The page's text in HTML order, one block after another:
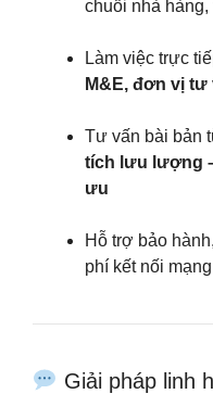
chuỗi nhà
Làm việc trực
M&E, đơn vị tư
Tư vấn bài bản
tích lưu lượng
ưu
Hỗ trợ bảo
phí kết nối
Giải pháp linh